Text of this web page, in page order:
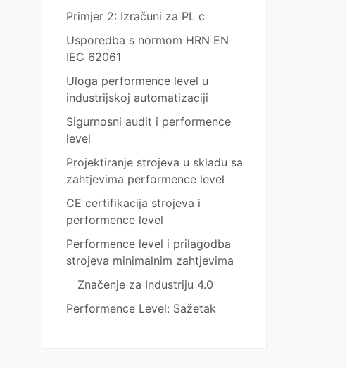
Primjer 2: Izračuni za PL c
Usporedba s normom HRN EN
IEC 62061
Uloga performence level u
industrijskoj automatizaciji
Sigurnosni audit i performence
level
Projektiranje strojeva u skladu sa
zahtjevima performence level
CE certifikacija strojeva i
performence level
Performence level i prilagodba
strojeva minimalnim zahtjevima
Značenje za Industriju 4.0
Performence Level: Sažetak